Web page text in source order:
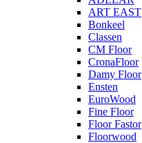
ART EAST
Bonkeel
Classen
CM Floor
CronaFloor
Damy Floor
Ensten
EuroWood
Fine Floor
Floor Fastor
Floorwood